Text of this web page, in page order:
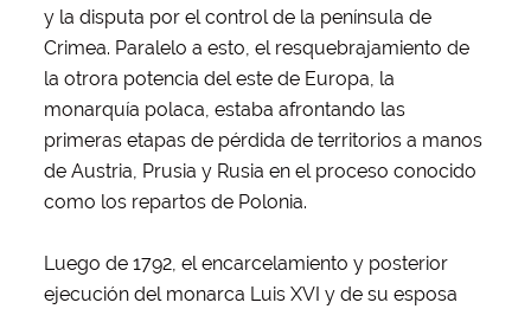
y la disputa por el control de la península de
Crimea. Paralelo a esto, el resquebrajamiento de
la otrora potencia del este de Europa, la
monarquía polaca, estaba afrontando las
primeras etapas de pérdida de territorios a manos
de Austria, Prusia y Rusia en el proceso conocido
como los repartos de Polonia.
Luego de 1792, el encarcelamiento y posterior
ejecución del monarca Luis XVI y de su esposa